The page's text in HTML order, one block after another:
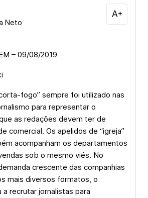
Neto
– 09/08/2019
fogo” sempre foi utilizado nas
para representar o
as redações devem ter de
comercial. Os apelidos de “igreja”
acompanham os departamentos
sob o mesmo viés. No
crescente das companhias
mais diversos formatos, o
recrutar jornalistas para